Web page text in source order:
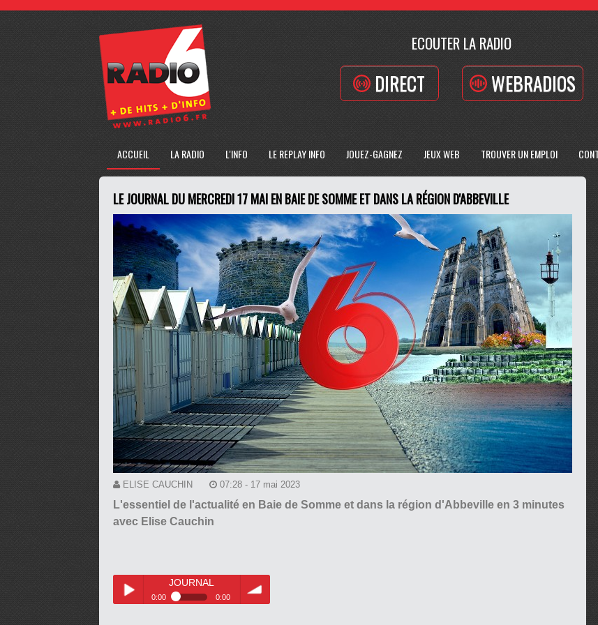
ECOUTER LA RADIO
DIRECT WEBRADIOS
ACCUEIL LA RADIO L'INFO LE REPLAY INFO JOUEZ-GAGNEZ JEUX WEB TROUVER UN EMPLOI
LE JOURNAL DU MERCREDI 17 MAI EN BAIE DE SOMME ET DANS LA RÉGION D'ABBEVILLE
ELISE CAUCHIN 07:28 - 17 mai 2023
L'essentiel de l'actualité en Baie de Somme et dans la région d'Abbeville en 3 minutes
avec Elise Cauchin
JOURNAL
0:00 0:00